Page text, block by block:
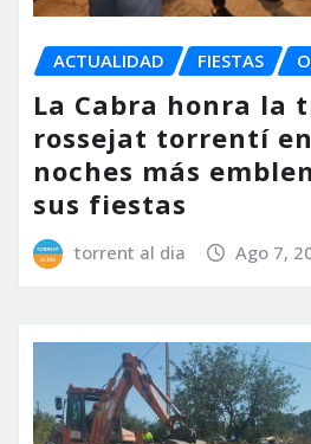
ACTUALIDAD FIESTAS
La Cabra honra la
rossejat torrentí
noches más
sus fiestas
torrent al dia Ago 7,